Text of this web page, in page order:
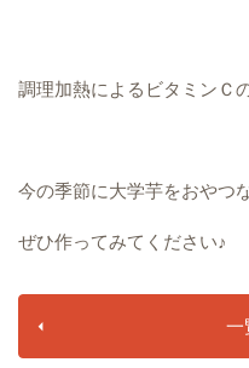
調理加熱によるビタミンＣ
今の季節に大学芋をおやつ
ぜひ作ってみてください♪
一